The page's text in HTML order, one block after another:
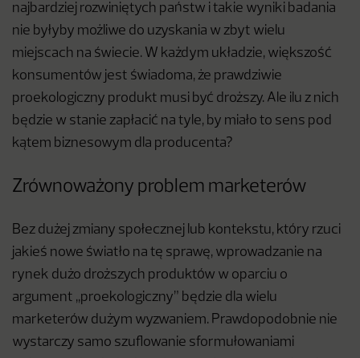
najbardziej rozwiniętych państw i takie wyniki badania
nie byłyby możliwe do uzyskania w zbyt wielu
miejscach na świecie. W każdym układzie, większość
konsumentów jest świadoma, że prawdziwie
proekologiczny produkt musi być droższy. Ale ilu z nich
będzie w stanie zapłacić na tyle, by miało to sens pod
kątem biznesowym dla producenta?
Zrównoważony problem marketerów
Bez dużej zmiany społecznej lub kontekstu, który rzuci
jakieś nowe światło na tę sprawę, wprowadzanie na
rynek dużo droższych produktów w oparciu o
argument ,,proekologiczny” będzie dla wielu
marketerów dużym wyzwaniem. Prawdopodobnie nie
wystarczy samo szuflowanie sformułowaniami